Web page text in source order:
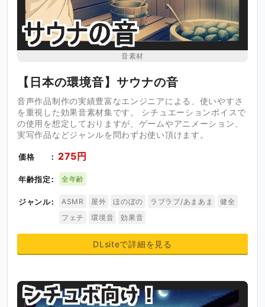
音素材
【日本の環境音】サウナの音
音声作品制作の実績豊富なエンジニアによる、使いやすさ
を重視した効果音素材集です。 シチュエーションボイスで
の使用を想定しておりますが、ゲームやアニメーション、
実写作品などジャンルを問わずお使い頂けます。
価格 275円
年齢指定 全年齢
ジャンル ASMR 屋外 ほのぼの ラブラブ/あまあま
健全
フェチ
環境音 効果音
DLsiteで詳細を見る